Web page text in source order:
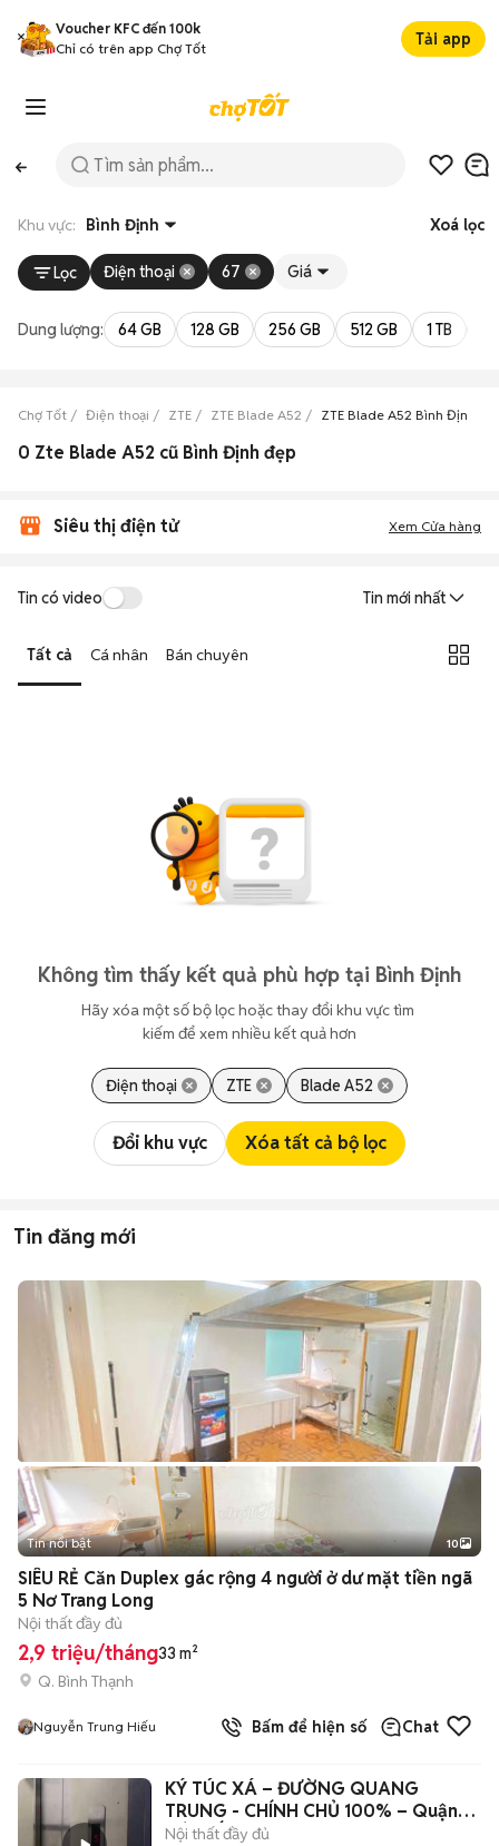
Voucher KFC đến 100k
Chỉ có trên app Chợ Tốt
Tải app
Khu vực: Bình Định Xoá lọc
Lọc Điện thoại 67 Giá
Dung lượng: 64 GB 128 GB 256 GB 512 GB 1 TB
Chợ Tốt Điện thoại ZTE ZTE Blade A52 ZTE Blade A52 Bình Định
0 Zte Blade A52 cũ Bình Định đẹp
Siêu thị điện tử Xem Cửa hàng
Tin có video Tin mới nhất
Tất cả Cá nhân Bán chuyên
Không tìm thấy kết quả phù hợp tại Bình Định
Hãy xóa một số bộ lọc hoặc thay đổi khu vực tìm
kiếm để xem nhiều kết quả hơn
Điện thoại ZTE Blade A52
Đổi khu vực Xóa tất cả bộ lọc
Tin đăng mới
+2
Tin nổi bật 10
SIÊU RẺ Căn Duplex gác rộng 4 người ở dư mặt tiền ngã
5 Nơ Trang Long
Nội thất đầy đủ
2,9 triệu/tháng33 m²
Q. Bình Thạnh
Nguyễn Trung Hiếu Bấm để hiện số Chat
KÝ TÚC XÁ – ĐƯỜNG QUANG
TRUNG - CHÍNH CHỦ 100% – Quận
GÒ VẤP
Nội thất đầy đủ